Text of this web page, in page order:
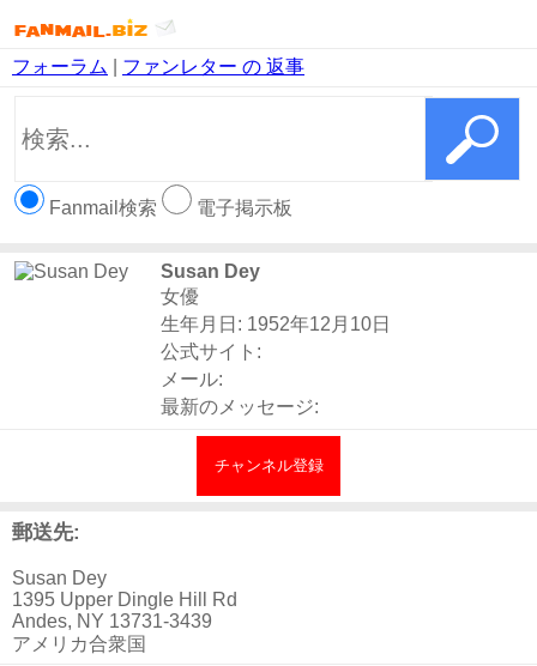
フォーラム ファンレター の 返事
Fanmail検索 電子掲示板
Susan Dey
女優
生年月日: 1952年12月10日
公式サイト:
メール:
最新のメッセージ:
チャンネル登録
郵送先:
Susan Dey
1395 Upper Dingle Hill Rd
Andes, NY 13731-3439
アメリカ合衆国